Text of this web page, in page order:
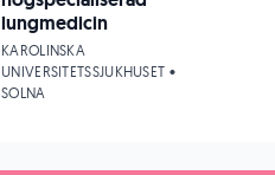
lungmedicin
KAROLINSKA
UNIVERSITETSSJUKHUSET •
SOLNA